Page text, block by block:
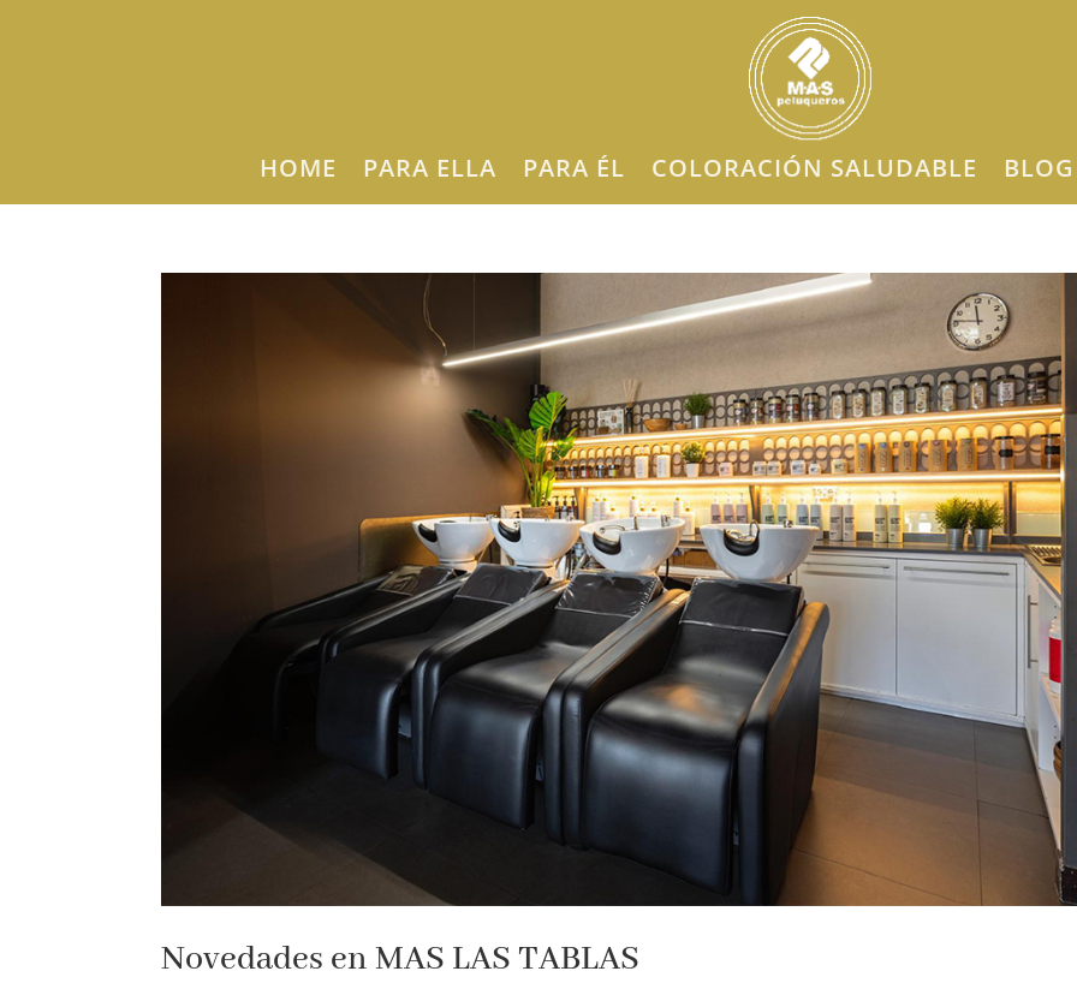
HOME PARA ELLA PARA ÉL COLORACIÓN SALUDABLE BLOG
Novedades en MAS LAS TABLAS